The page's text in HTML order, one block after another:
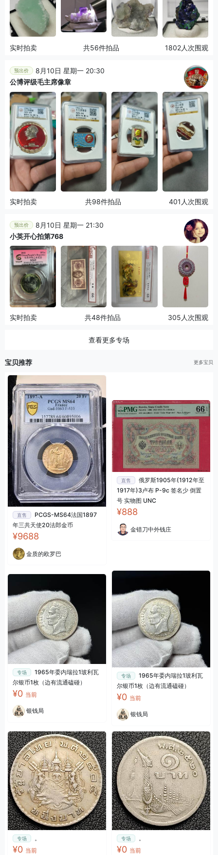
实时拍卖 共56件拍品 1802人次围观
预出价
8月10日 星期一 20:30
公博评级毛主席像章
实时拍卖 共98件拍品 401人次围观
预出价
8月10日 星期一 21:30
小英开心拍第768
实时拍卖 共48件拍品 305人次围观
查看更多专场
宝贝推荐 更多宝贝
直售
PCGS-MS64法国1897
年三共天使20法郎金币
¥9688
金质的欧罗巴
直售
俄罗斯1905年(1912年至
1917年)3卢布 P-9c 签名少 倒置
号 实物图 UNC
¥888
金错刀中外钱庄
专场
1965年委内瑞拉1玻利瓦
尔银币1枚（边有流通磕碰）
¥0 当前
银钱局
专场
1965年委内瑞拉1玻利瓦
尔银币1枚（边有流通磕碰）
¥0 当前
银钱局
专场 。
¥0 当前
专场 。
¥0 当前